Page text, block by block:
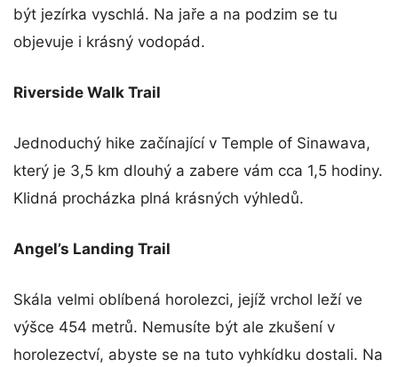
být jezírka vyschlá. Na jaře a na podzim se tu
objevuje i krásný vodopád.
Riverside Walk Trail
Jednoduchý hike začínající v Temple of Sinawava,
který je 3,5 km dlouhý a zabere vám cca 1,5 hodiny.
Klidná procházka plná krásných výhledů.
Angel’s Landing Trail
Skála velmi oblíbená horolezci, jejíž vrchol leží ve
výšce 454 metrů. Nemusíte být ale zkušení v
horolezectví, abyste se na tuto vyhkídku dostali. Na